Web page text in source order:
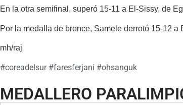
En la otra semifinal, superó 15-11 a El-Sissy, de
Por la medalla de bronce, Samele derrotó 15-12 a
mh/raj
#coreadelsur#faresferjani #ohsanguk
MEDALLERO